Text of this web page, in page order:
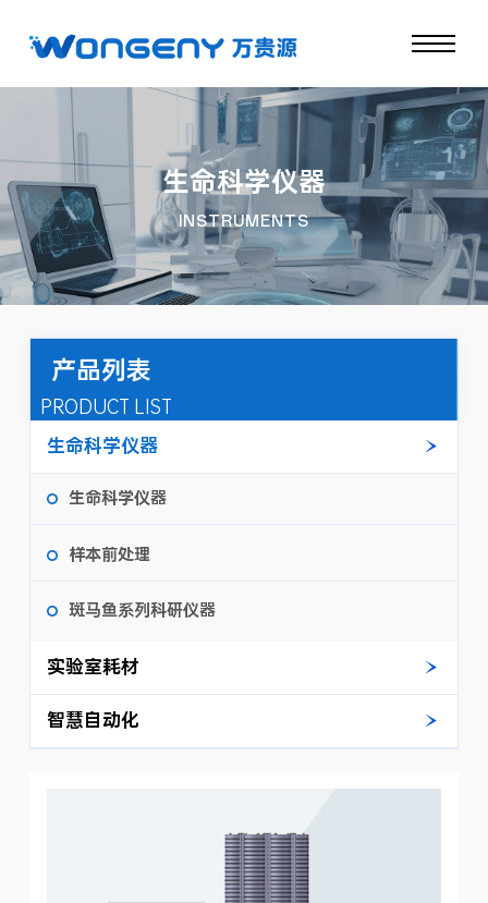
生命科学仪器
INSTRUMENTS
产品列表
PRODUCT LIST
生命科学仪器
生命科学仪器
样本前处理
斑马鱼系列科研仪器
实验室耗材
智慧自动化